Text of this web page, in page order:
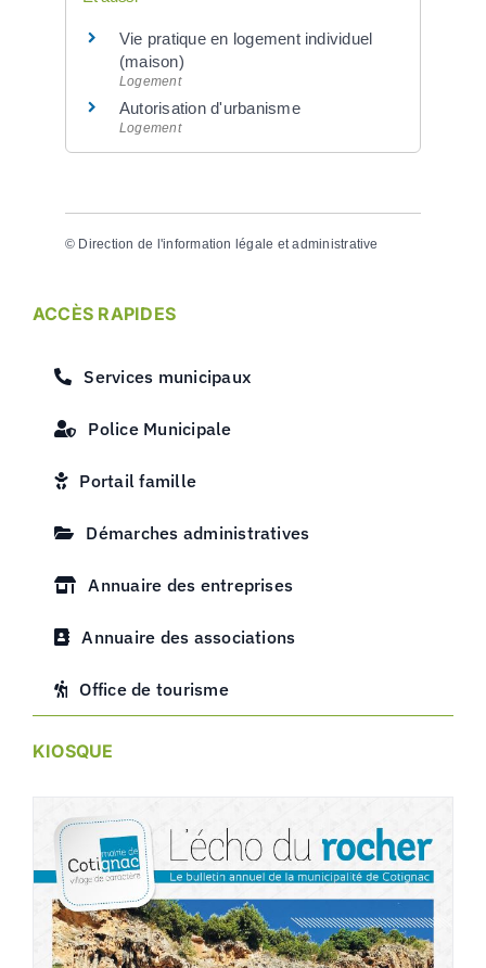
Vie pratique en logement individuel
(maison)
Logement
Autorisation d'urbanisme
Logement
© Direction de l'information légale et administrative
ACCÈS RAPIDES
Services municipaux
Police Municipale
Portail famille
Démarches administratives
Annuaire des entreprises
Annuaire des associations
Office de tourisme
KIOSQUE